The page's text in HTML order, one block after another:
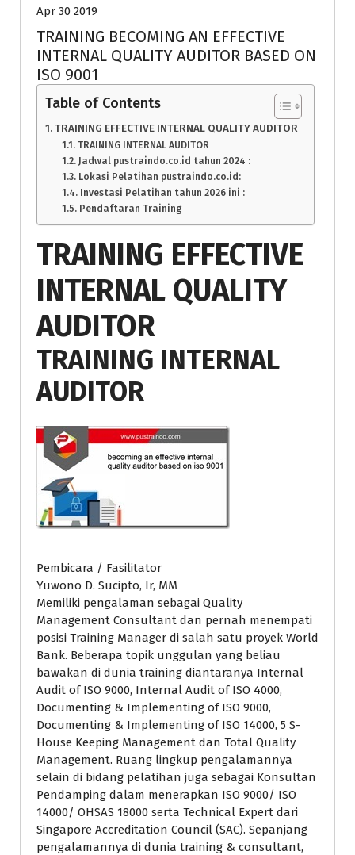
Apr 30 2019
TRAINING BECOMING AN EFFECTIVE
INTERNAL QUALITY AUDITOR BASED ON
ISO 9001
Table of Contents
TRAINING EFFECTIVE INTERNAL QUALITY AUDITOR
TRAINING INTERNAL AUDITOR
Jadwal pustraindo.co.id tahun 2024 :
Lokasi Pelatihan pustraindo.co.id:
Investasi Pelatihan tahun 2026 ini :
Pendaftaran Training
TRAINING EFFECTIVE
INTERNAL QUALITY
AUDITOR
TRAINING INTERNAL
AUDITOR
Pembicara / Fasilitator
Yuwono D. Sucipto, Ir, MM
Memiliki pengalaman sebagai Quality
Management Consultant dan pernah menempati
posisi Training Manager di salah satu proyek World
Bank. Beberapa topik unggulan yang beliau
bawakan di dunia training diantaranya Internal
Audit of ISO 9000, Internal Audit of ISO 4000,
Documenting & Implementing of ISO 9000,
Documenting & Implementing of ISO 14000, 5 S-
House Keeping Management dan Total Quality
Management. Ruang lingkup pengalamannya
selain di bidang pelatihan juga sebagai Konsultan
Pendamping dalam menerapkan ISO 9000/ ISO
14000/ OHSAS 18000 serta Technical Expert dari
Singapore Accreditation Council (SAC). Sepanjang
pengalamannya di dunia training & consultant,